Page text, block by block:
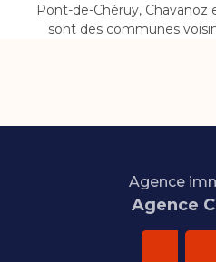
Pont-de-Chéruy, Chavanoz
sont des communes
Agence
Agence